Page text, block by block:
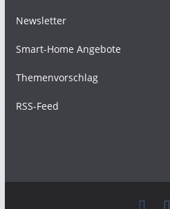
Newsletter
Smart-Home Angebote
Themenvorschlag
RSS-Feed